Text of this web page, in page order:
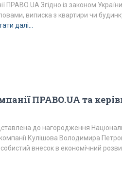
ПРАВО.UA Згідно із законом
виписка з квартири чи
далі…
ПРАВО.UA та
до нагородження
Кулішова Володимира
внесок в економічний